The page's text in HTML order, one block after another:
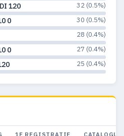
120 32 (0.5%)
0 30 (0.5%)
28 (0.4%)
0 27 (0.4%)
25 (0.4%)
1E REGISTRATIE